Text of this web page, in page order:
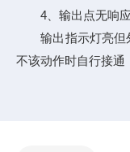
4、输出点无响应
输出指示灯亮但外
不该动作时自行接通